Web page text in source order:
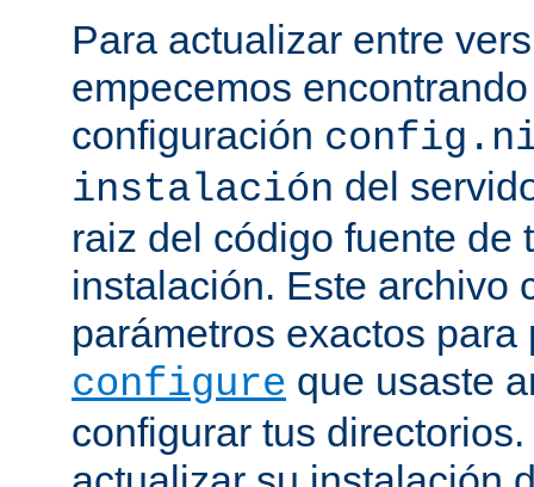
Para actualizar entre
empecemos
configuración
instalación del
raiz del código fuente de
instalación. Este archivo
parámetros exactos para
configure que usaste
configurar tus